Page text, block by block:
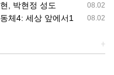
08.02
, 박현정 성도
08.02
체4: 세상 앞에서1
+